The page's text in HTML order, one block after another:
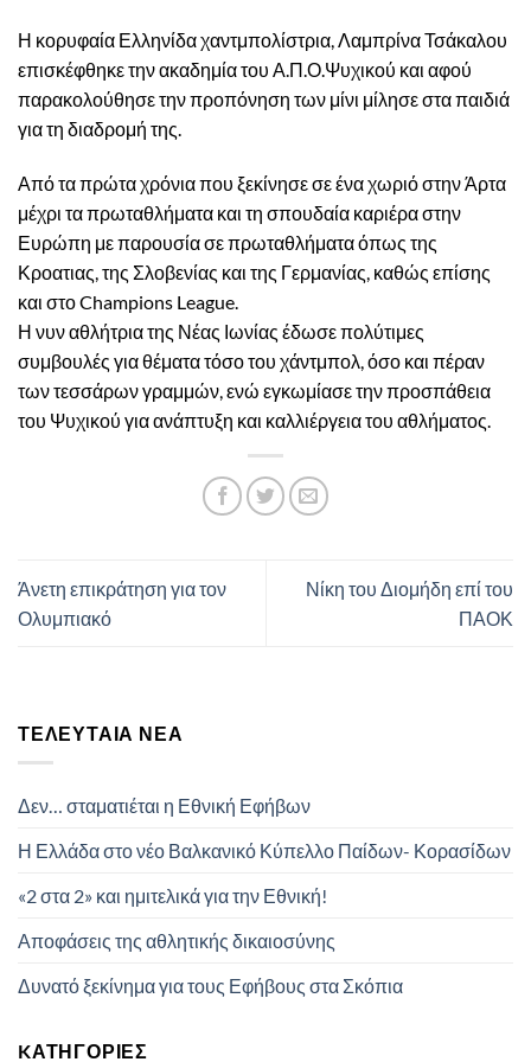
Η κορυφαία Ελληνίδα χαντμπολίστρια, Λαμπρίνα Τσάκαλου
επισκέφθηκε την ακαδημία του Α.Π.Ο.Ψυχικού και αφού
παρακολούθησε την προπόνηση των μίνι μίλησε στα παιδιά
για τη διαδρομή της.
Από τα πρώτα χρόνια που ξεκίνησε σε ένα χωριό στην Άρτα
μέχρι τα πρωταθλήματα και τη σπουδαία καριέρα στην
Ευρώπη με παρουσία σε πρωταθλήματα όπως της
Κροατιας, της Σλοβενίας και της Γερμανίας, καθώς επίσης
και στο Champions League.
Η νυν αθλήτρια της Νέας Ιωνίας έδωσε πολύτιμες
συμβουλές για θέματα τόσο του χάντμπολ, όσο και πέραν
των τεσσάρων γραμμών, ενώ εγκωμίασε την προσπάθεια
του Ψυχικού για ανάπτυξη και καλλιέργεια του αθλήματος.
Άνετη επικράτηση για τον
Ολυμπιακό
Νίκη του Διομήδη επί του
ΠΑΟΚ
ΤΕΛΕΥΤΑΊΑ ΝΈΑ
Δεν… σταματιέται η Εθνική Εφήβων
Η Ελλάδα στο νέο Βαλκανικό Κύπελλο Παίδων- Κορασίδων
«2 στα 2» και ημιτελικά για την Εθνική!
Αποφάσεις της αθλητικής δικαιοσύνης
Δυνατό ξεκίνημα για τους Εφήβους στα Σκόπια
KΑΤΗΓΟΡΊΕΣ